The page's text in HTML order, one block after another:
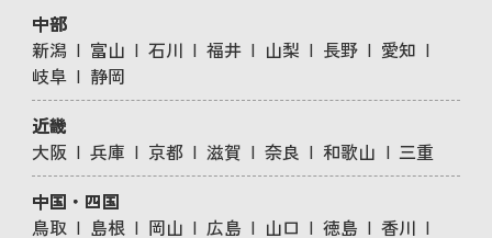
中部
新潟
富山 石川 福井 山梨 長野
愛知
岐阜
静岡
近畿
大阪
兵庫 京都 滋賀 奈良 和歌山
三重
中国・四国
鳥取
島根 岡山 広島 山口 徳島 香川